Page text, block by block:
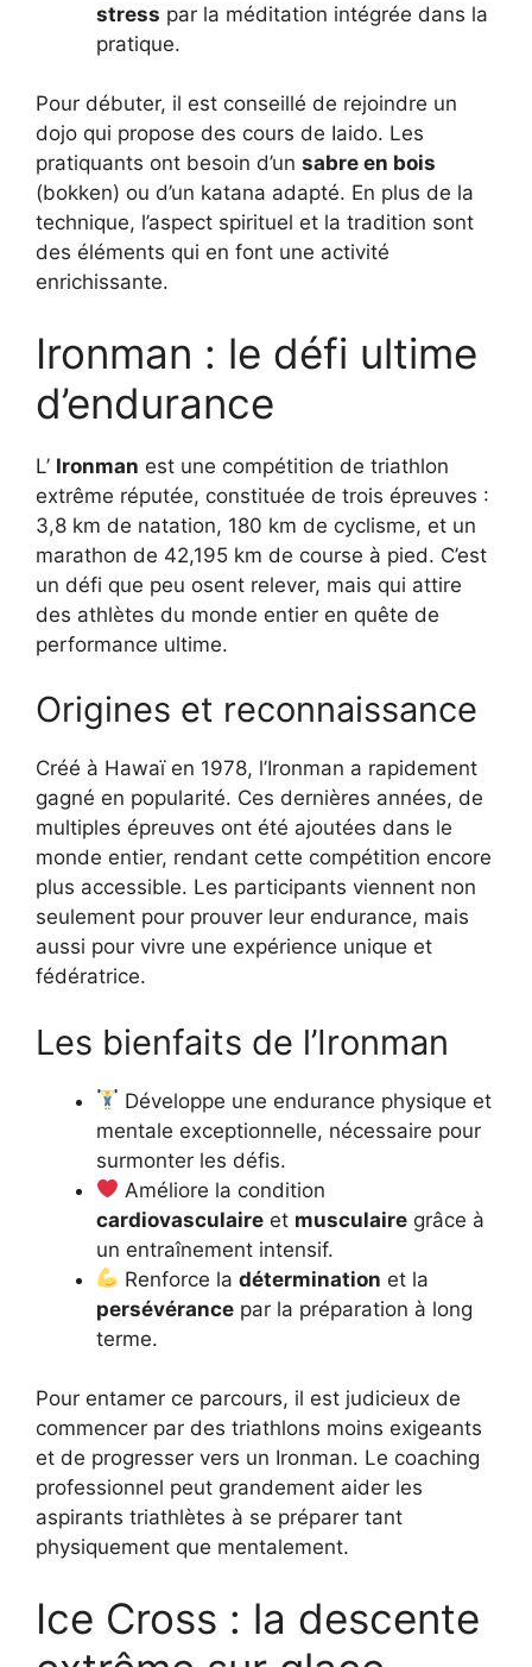
stress par la méditation intégrée dans la
pratique.
Pour débuter, il est conseillé de rejoindre un
dojo qui propose des cours de Iaido. Les
pratiquants ont besoin d’un sabre en bois
(bokken) ou d’un katana adapté. En plus de la
technique, l’aspect spirituel et la tradition sont
des éléments qui en font une activité
enrichissante.
Ironman : le défi ultime
d’endurance
L’ Ironman est une compétition de triathlon
extrême réputée, constituée de trois épreuves :
3,8 km de natation, 180 km de cyclisme, et un
marathon de 42,195 km de course à pied. C’est
un défi que peu osent relever, mais qui attire
des athlètes du monde entier en quête de
performance ultime.
Origines et reconnaissance
Créé à Hawaï en 1978, l’Ironman a rapidement
gagné en popularité. Ces dernières années, de
multiples épreuves ont été ajoutées dans le
monde entier, rendant cette compétition encore
plus accessible. Les participants viennent non
seulement pour prouver leur endurance, mais
aussi pour vivre une expérience unique et
fédératrice.
Les bienfaits de l’Ironman
Développe une endurance physique et
mentale exceptionnelle, nécessaire pour
surmonter les défis.
Améliore la condition
cardiovasculaire et musculaire grâce à
un entraînement intensif.
Renforce ladétermination et la
persévérance par la préparation à long
terme.
Pour entamer ce parcours, il est judicieux de
commencer par des triathlons moins exigeants
et de progresser vers un Ironman. Le coaching
professionnel peut grandement aider les
aspirants triathlètes à se préparer tant
physiquement que mentalement.
Ice Cross : la descente